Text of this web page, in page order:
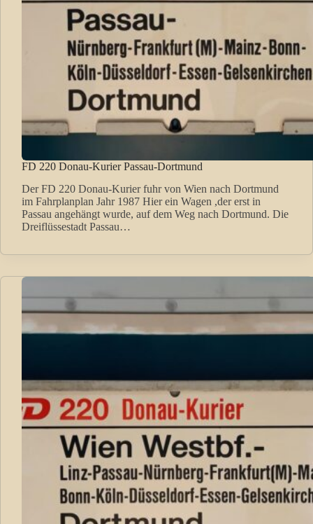
FD 220 Donau-Kurier Passau-Dortmund
Der FD 220 Donau-Kurier fuhr von Wien nach Dortmund
im Fahrplanplan Jahr 1987 Hier ein Wagen ,der erst in
Passau angehängt wurde, auf dem Weg nach Dortmund. Die
Dreiflüssestadt Passau…